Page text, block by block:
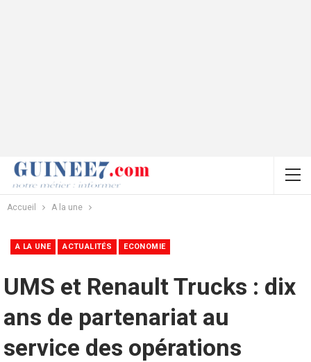
Accueil A la une
A LA UNE ACTUALITÉS ECONOMIE
UMS et Renault Trucks : dix
ans de partenariat au
service des opérations